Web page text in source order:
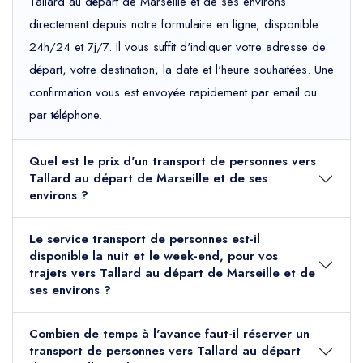
directement depuis notre formulaire en ligne, disponible
24h/24 et 7j/7. Il vous suffit d'indiquer votre adresse de
départ, votre destination, la date et l'heure souhaitées. Une
confirmation vous est envoyée rapidement par email ou
par téléphone.
Quel est le prix d'un transport de personnes vers
Tallard au départ de Marseille et de ses
environs ?
Le service transport de personnes est-il
disponible la nuit et le week-end, pour vos
trajets vers Tallard au départ de Marseille et de
ses environs ?
Combien de temps à l'avance faut-il réserver un
transport de personnes vers Tallard au départ